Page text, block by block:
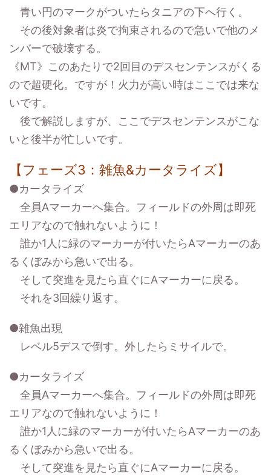
青い円のマークがついたらタニアの下へ行く。
その後対象者は炎で拘束されるので急いで他のメ
ンバーで破壊する。
《MT》このあたりで2回目のデスセンテンスがくる
ので超硬化。ですが！火力が高い時はここでは来な
いです。
後で解説しますが、ここでデスセンテンスがこな
いと後半が忙しいです。
【フェーズ3：雑魚&カータライズ】
●カータライズ
全員Aマーカーへ集合。フィールドの外周は即死
エリアなので触れないように！
誰か1人に緑のマーカーが付いたらAマーカーのあ
るくぼみから急いで出る。
そして突進を見たら直ぐにAマーカーに戻る。
それを3回繰り返す。
●雑魚出現
レベル5デスで倒す。外したらミサイルで。
●カータライズ
全員Aマーカーへ集合。フィールドの外周は即死
エリアなので触れないように！
誰か1人に緑のマーカーが付いたらAマーカーのあ
るくぼみから急いで出る。
そして突進を見たら直ぐにAマーカーに戻る。